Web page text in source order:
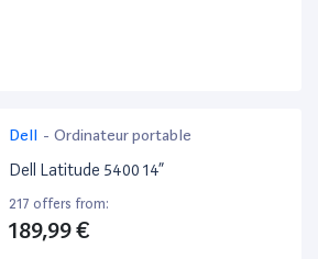
Dell - Ordinateur portable
Dell Latitude 5400 14”
217 offers from:
189,99 €